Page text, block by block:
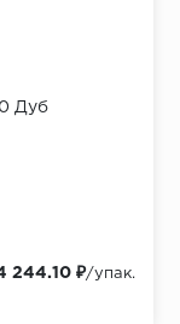
Дуб
244.10 ₽/упак.